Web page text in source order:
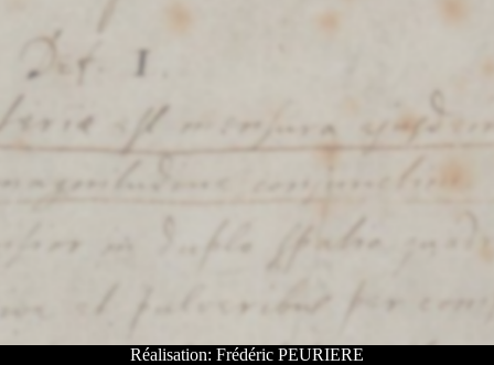
Réalisation: Frédéric PEURIERE